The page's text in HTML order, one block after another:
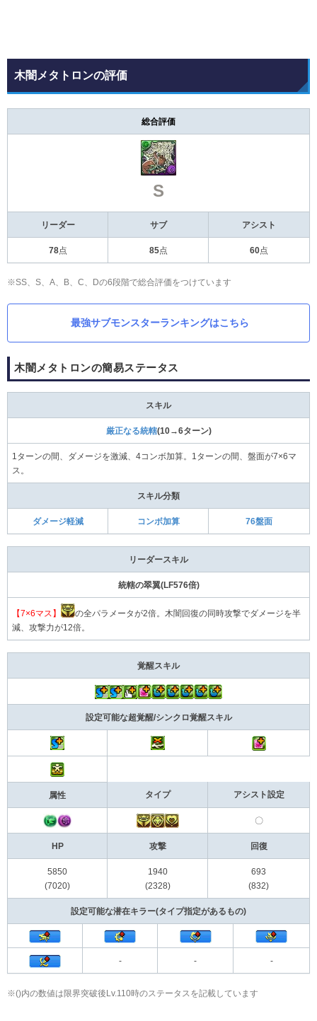
木闇メタトロンの評価
総合評価
S
リーダー サブ アシスト
78点 85点 60点
※SS、S、A、B、C、Dの6段階で総合評価をつけています
最強サブモンスターランキングはこちら
木闇メタトロンの簡易ステータス
スキル
厳正なる統轄(10→6ターン)
1ターンの間、ダメージを激減、4コンボ加算。1ターンの間、盤面が7×6マ
ス。
スキル分類
ダメージ軽減 コンボ加算 76盤面
リーダースキル
統轄の翠翼(LF576倍)
【7×6マス】
の全パラメータが2倍。木闇回復の同時攻撃でダメージを半
減、攻撃力が12倍。
覚醒スキル
設定可能な超覚醒/シンクロ覚醒スキル
属性 タイプ アシスト設定
〇
HP 攻撃 回復
5850
(7020)
1940
(2328)
693
(832)
設定可能な潜在キラー(タイプ指定があるもの)
- - -
※()内の数値は限界突破後Lv.110時のステータスを記載しています